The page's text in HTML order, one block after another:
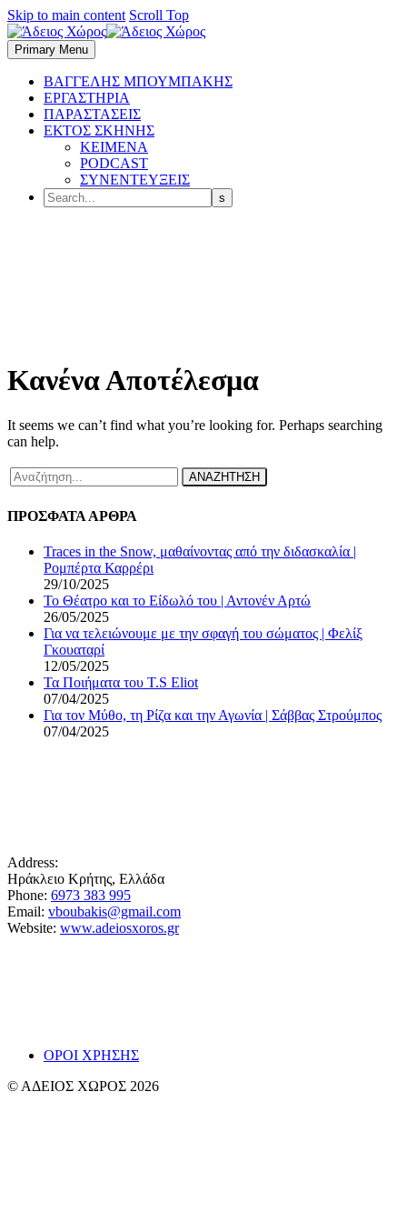
Skip to main content Scroll Top
Primary Menu
BΑΓΓΕΛΗΣ ΜΠΟΥΜΠΑΚΗΣ
ΕΡΓΑΣΤΗΡΙΑ
ΠΑΡΑΣΤΑΣΕΙΣ
ΕΚΤΟΣ ΣΚΗΝΗΣ
ΚΕΙΜΕΝΑ
PODCAST
ΣΥΝΕΝΤΕΥΞΕΙΣ
Κανένα Αποτέλεσμα
It seems we can’t find what you’re looking for. Perhaps searching
can help.
ΑΝΑΖΗΤΗΣΗ
ΠΡΟΣΦΑΤΑ ΑΡΘΡΑ
Traces in the Snow, μαθαίνοντας από την διδασκαλία |
Ρομπέρτα Καρρέρι
29/10/2025
Το Θέατρο και το Είδωλό του | Αντονέν Αρτώ
26/05/2025
Για να τελειώνουμε με την σφαγή του σώματος | Φελίξ
Γκουαταρί
12/05/2025
Τα Ποιήματα του T.S Eliot
07/04/2025
Για τον Μύθο, τη Ρίζα και την Αγωνία | Σάββας Στρούμπος
07/04/2025
Address:
Ηράκλειο Κρήτης, Ελλάδα
Phone: 6973 383 995
Email: vboubakis@gmail.com
Website: www.adeiosxoros.gr
ΟΡΟΙ ΧΡΗΣΗΣ
© ΑΔΕΙΟΣ ΧΩΡΟΣ 2026